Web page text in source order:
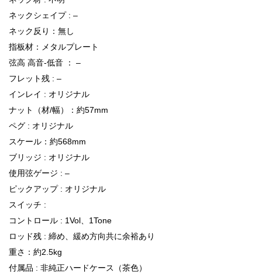
ネックシェイプ : –
ネック反り：無し
指板材：メタルプレート
弦高 高音-低音 ： –
フレット残 : –
インレイ : オリジナル
ナット（材/幅）：約57mm
ペグ : オリジナル
スケール：約568mm
ブリッジ : オリジナル
使用弦ゲージ : –
ピックアップ : オリジナル
スイッチ :
コントロール : 1Vol、1Tone
ロッド残 : 締め、緩め方向共に余裕あり
重さ：約2.5kg
付属品 : 非純正ハードケース（茶色）